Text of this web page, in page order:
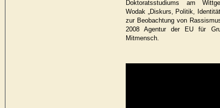
Doktoratsstudiums am
Wodak „Diskurs, Politik,
zur Beobachtung von
2008 Agentur der EU für
Mitmensch.